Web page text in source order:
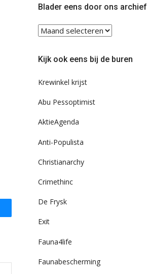
TwitterFacebook
Blader eens door ons archief
Blader
eens
ons
Kijk ook eens bij de buren
Krewinkel krijst
Abu Pessoptimist
AktieAgenda
Anti-Populista
Christianarchy
Crimethinc
De Frysk
Exit
Fauna4life
Faunabescherming